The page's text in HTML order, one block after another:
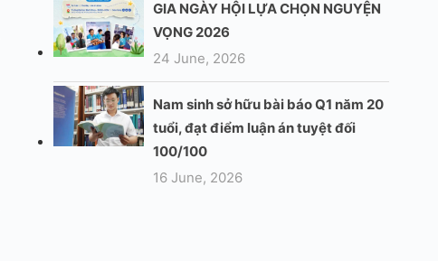
GIA NGÀY HỘI LỰA CHỌN NGUYỆN
VỌNG 2026
24 June, 2026
Nam sinh sở hữu bài báo Q1 năm 20
tuổi, đạt điểm luận án tuyệt đối
100/100
16 June, 2026